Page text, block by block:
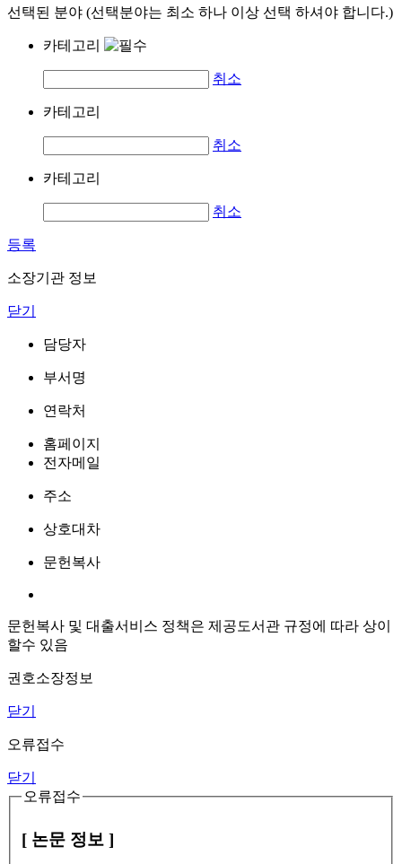
선택된 분야 (선택분야는 최소 하나 이상 선택 하셔야 합니다.)
카테고리
취소
카테고리
취소
카테고리
취소
등록
소장기관 정보
닫기
담당자
부서명
연락처
홈페이지
전자메일
주소
상호대차
문헌복사
문헌복사 및 대출서비스 정책은 제공도서관 규정에 따라 상이
할수 있음
권호소장정보
닫기
오류접수
닫기
오류접수
[ 논문 정보 ]